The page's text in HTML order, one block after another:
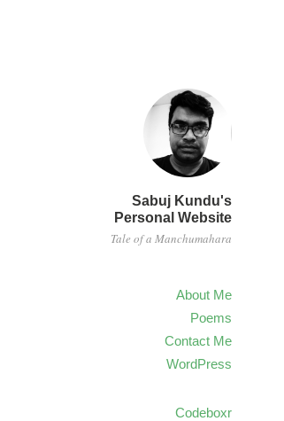
Sabuj Kundu's
Personal Website
Tale of a Manchumahara
About Me
Poems
Contact Me
WordPress
Codeboxr